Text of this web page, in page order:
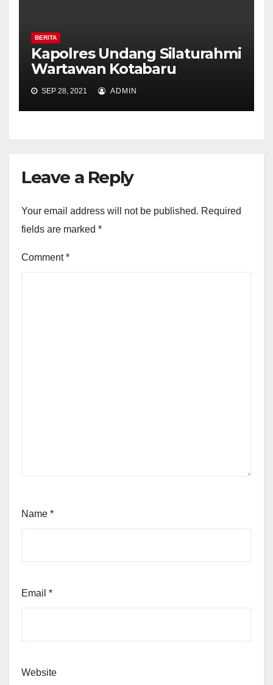
BERITA
Kapolres Undang Silaturahmi
Wartawan Kotabaru
SEP 28, 2021 ADMIN
Leave a Reply
Your email address will not be published. Required
fields are marked *
Comment*
Name *
Email *
Website